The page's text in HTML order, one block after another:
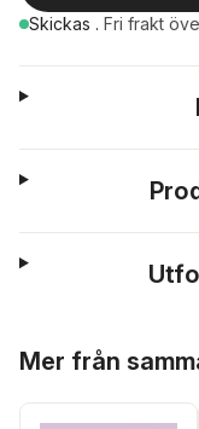
Skickas . Fri frakt
Mer från